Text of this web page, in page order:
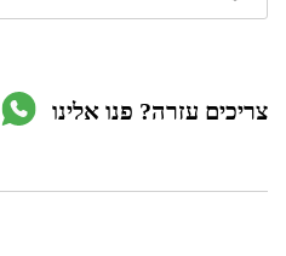
מבית
Bompaniצריכים עזרה? פנו אלינו